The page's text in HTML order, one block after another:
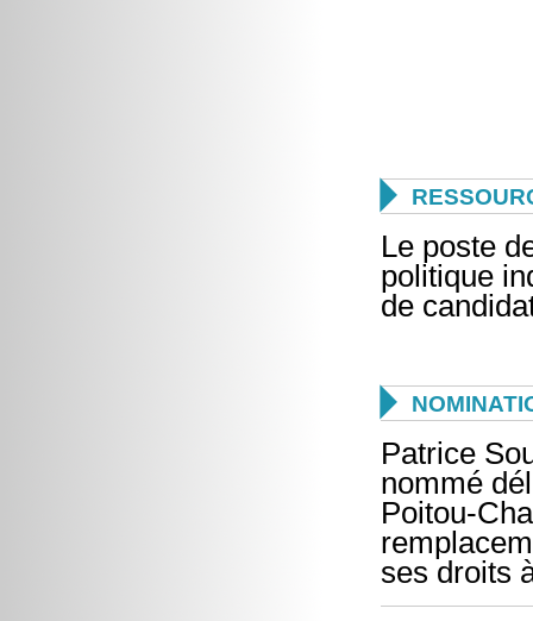

Le poste
politique
de

Patrice
nommé
Poitou-
ses droits